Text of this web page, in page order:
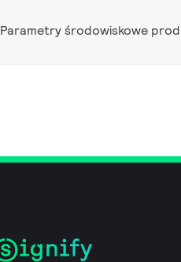
Parametry środowiskowe